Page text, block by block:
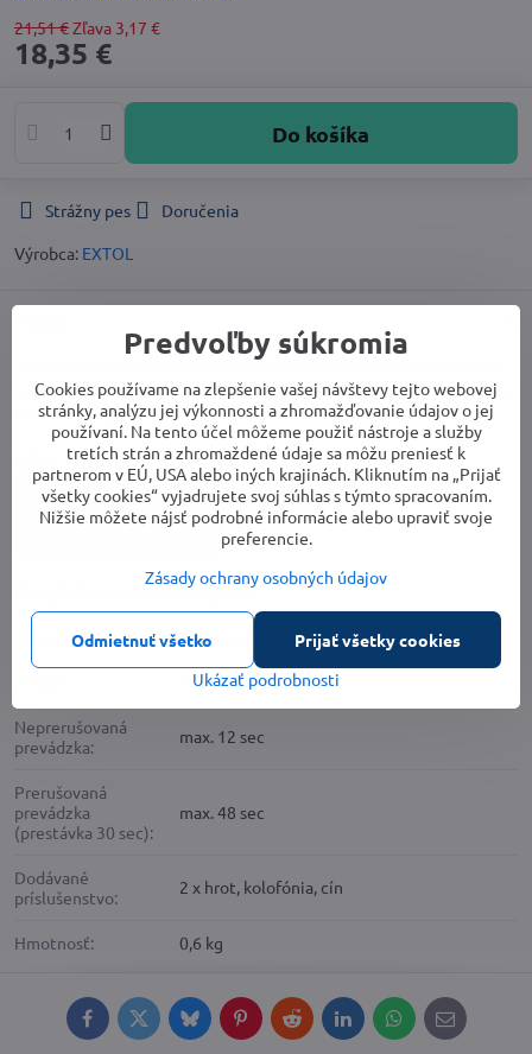
21,51 €Zľava 3,17 €
18,35 €
Do košíka
Strážny pes
Doručenia
Výrobca: EXTOL
Výkonná spájkovačka s tvarovanou rukoväťou pre pohodlnú prácu,
určená na spájkovanie pomocou cínu, spájanie plastov, vypaľovanie
do dreva alebo kože.
Viac z kategórie
Dieľna, stavba
Elektrické náradie
Doplnkové informácie
Kategória: Spájkovacie pištole
175 W
Neprerušovaná
prevádzka:
max. 12 sec
Prerušovaná
prevádzka
(prestávka 30 sec):
max. 48 sec
Dodávané
príslušenstvo:
2 x hrot, kolofónia, cín
Hmotnosť: 0,6 kg
FacebookTwitterBlueskyPinterestRedditLinkedInWhatsApp
E-
mail
Predvoľby súkromia
Cookies používame na zlepšenie vašej návštevy tejto webovej
stránky, analýzu jej výkonnosti a zhromažďovanie údajov o jej
používaní. Na tento účel môžeme použiť nástroje a služby
tretích strán a zhromaždené údaje sa môžu preniesť k
partnerom v EÚ, USA alebo iných krajinách. Kliknutím na „Prijať
všetky cookies“ vyjadrujete svoj súhlas s týmto spracovaním.
Nižšie môžete nájsť podrobné informácie alebo upraviť svoje
preferencie.
Zásady ochrany osobných údajov
Ukázať podrobnosti
Prijať všetky cookies
Odmietnuť všetko